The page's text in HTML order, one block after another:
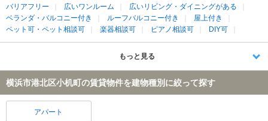
バリアフリー
広いワンルーム
広いリビング・ダイニングがある
ベランダ・バルコニー付き
ルーフバルコニー付き
屋上付き
ペット可・ペット相談可
楽器相談可 ピアノ相談可 DIY可
もっと見る
横浜市港北区小机町の賃貸物件を建物種別に絞って探す
アパート